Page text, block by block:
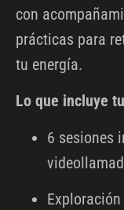
con
prácticas para
tu energía.
Lo que incluye
6 sesiones